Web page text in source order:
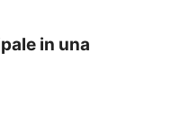
in una